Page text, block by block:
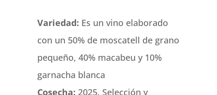
Variedad: Es un vino elaborado
con un 50% de moscatell de grano
pequeño, 40% macabeu y 10%
garnacha blanca
Cosecha: 2025. Selección y